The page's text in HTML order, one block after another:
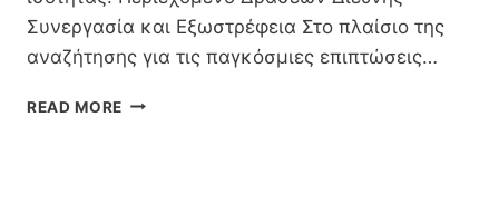
Συνεργασία και Εξωστρέφεια Στο πλαίσιο της
αναζήτησης για τις παγκόσμιες επιπτώσεις…
READ MORE ΣΥΜΜΕΤΟΧΉ